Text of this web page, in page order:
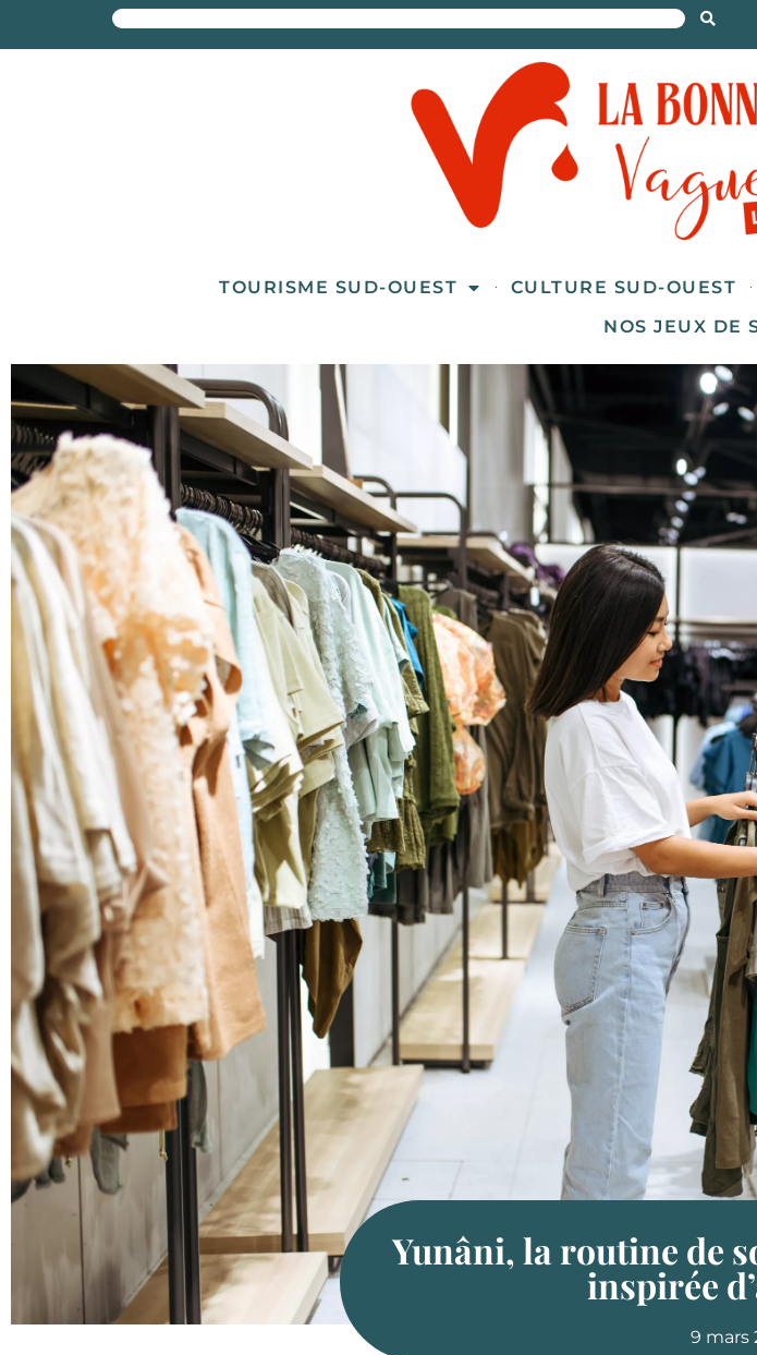
TOURISME SUD-OUEST CULTURE SUD-OUEST
NOS JEUX DE
Yunâni, la routine de
inspirée
9 mars